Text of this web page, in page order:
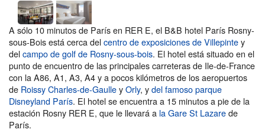
A sólo 10 minutos de París en RER E, el B&B hotel París Rosny-
sous-Bois está cerca delcentro de exposiciones de Villepintey
delcampo de golf de Rosny-sous-bois. El hotel está situado en el
punto de encuentro de las principales carreteras de Ile-de-France
con la A86, A1, A3, A4 y a pocos kilómetros de los aeropuertos
de Roissy Charles-de-GaulleyOrly, ydel famoso parque
Disneyland París. El hotel se encuentra a 15 minutos a pie de la
estación Rosny RER E, que le llevará a la Gare St Lazarede
París.